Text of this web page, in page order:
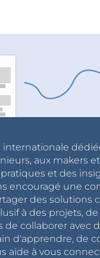
aux makers
et des
encouragé une
des solutions
à des projets,
collaborer avec
d'apprendre, de
aide à vous